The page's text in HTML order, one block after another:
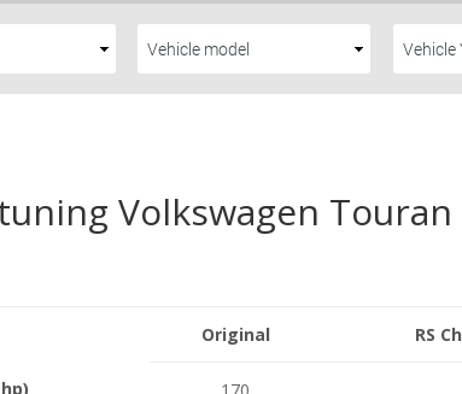
Volkswagen Touran
Original RS